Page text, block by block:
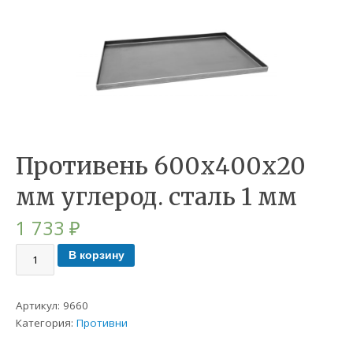
Противень 600х400х20
мм углерод. сталь 1 мм
1 733₽
В корзину
Артикул: 9660
Категория:Противни